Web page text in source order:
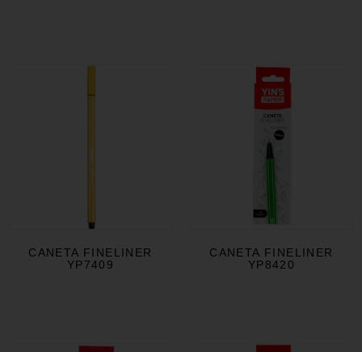
CANETA FINELINER
YP7409
CANETA FINELINER
YP8420